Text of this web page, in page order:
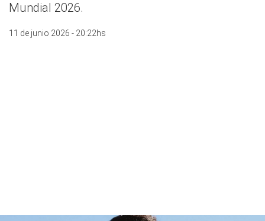
Mundial 2026.
11 de junio 2026 - 20:22hs